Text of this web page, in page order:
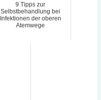
9 Tipps zur
Selbstbehandlung bei
Infektionen der oberen
Atemwege